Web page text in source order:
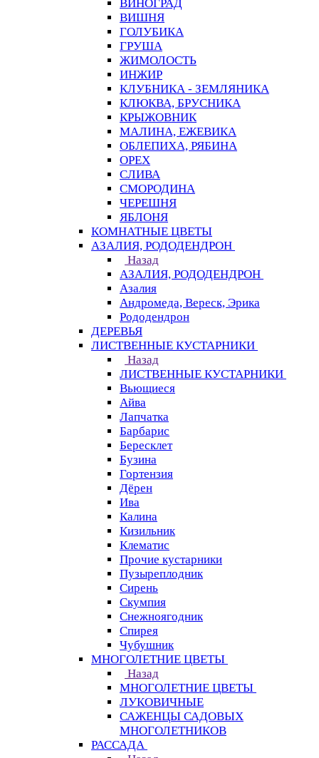
ВИНОГРАД
ВИШНЯ
ГОЛУБИКА
ГРУША
ЖИМОЛОСТЬ
ИНЖИР
КЛУБНИКА - ЗЕМЛЯНИКА
КЛЮКВА, БРУСНИКА
КРЫЖОВНИК
МАЛИНА, ЕЖЕВИКА
ОБЛЕПИХА, РЯБИНА
ОРЕХ
СЛИВА
СМОРОДИНА
ЧЕРЕШНЯ
ЯБЛОНЯ
КОМНАТНЫЕ ЦВЕТЫ
АЗАЛИЯ, РОДОДЕНДРОН
Назад
АЗАЛИЯ, РОДОДЕНДРОН
Азалия
Андромеда, Вереск, Эрика
Рододендрон
ДЕРЕВЬЯ
ЛИСТВЕННЫЕ КУСТАРНИКИ
Назад
ЛИСТВЕННЫЕ КУСТАРНИКИ
Вьющиеся
Айва
Лапчатка
Барбарис
Бересклет
Бузина
Гортензия
Дёрен
Ива
Калина
Кизильник
Клематис
Прочие кустарники
Пузыреплодник
Сирень
Скумпия
Снежноягодник
Спирея
Чубушник
МНОГОЛЕТНИЕ ЦВЕТЫ
Назад
МНОГОЛЕТНИЕ ЦВЕТЫ
ЛУКОВИЧНЫЕ
САЖЕНЦЫ САДОВЫХ
МНОГОЛЕТНИКОВ
РАССАДА